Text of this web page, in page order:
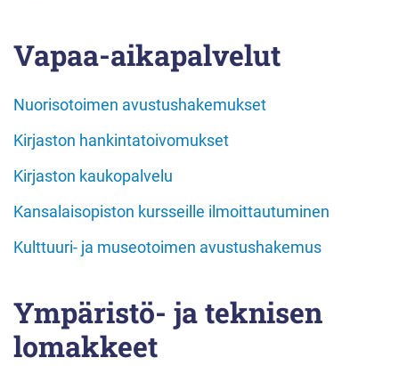
Vapaa-aikapalvelut
Nuorisotoimen avustushakemukset
Kirjaston hankintatoivomukset
Kirjaston kaukopalvelu
Kansalaisopiston kursseille ilmoittautuminen
Kulttuuri- ja museotoimen avustushakemus
Ympäristö- ja teknisen
lomakkeet